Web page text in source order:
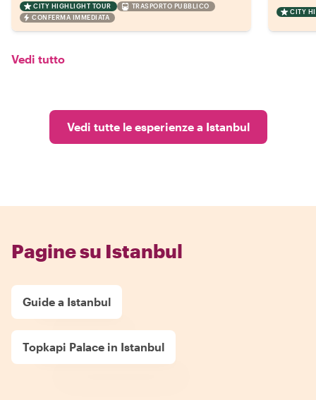
CITY HIGHLIGHT TOUR
TRASPORTO PUBBLICO
CONFERMA IMMEDIATA
CITY
Vedi tutto
Vedi tutte le esperienze a Istanbul
Pagine su Istanbul
Guide a Istanbul
Topkapi Palace in Istanbul